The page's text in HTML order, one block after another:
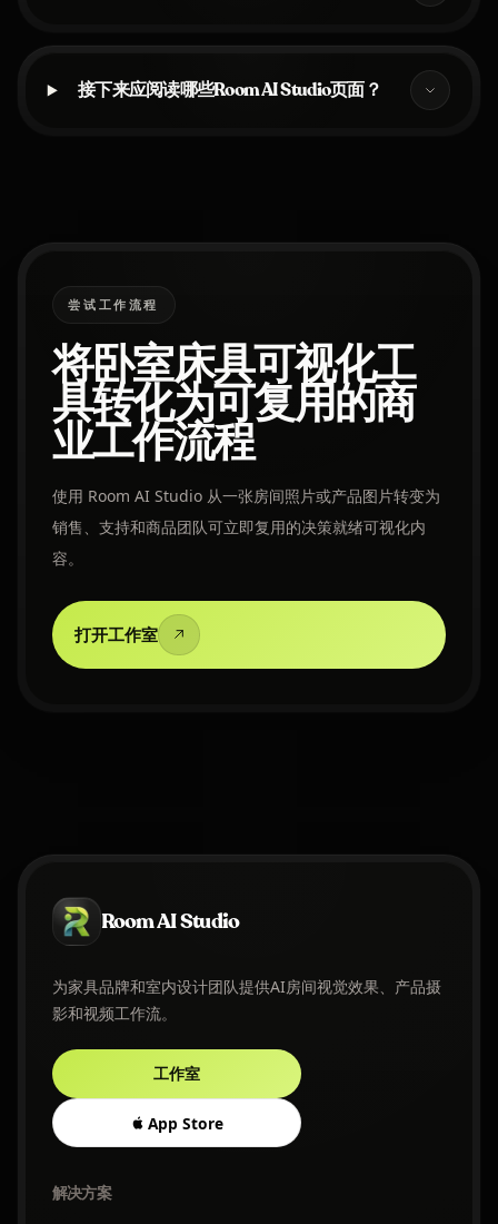
接下来应阅读哪些Room AI Studio页面？
尝试工作流程
将卧室床具可视化工
具转化为可复用的商
业工作流程
使用 Room AI Studio 从一张房间照片或产品图片转变为
销售、支持和商品团队可立即复用的决策就绪可视化内
容。
打开工作室
Room AI Studio
为家具品牌和室内设计团队提供AI房间视觉效果、产品摄
影和视频工作流。
工作室
App Store
解决方案